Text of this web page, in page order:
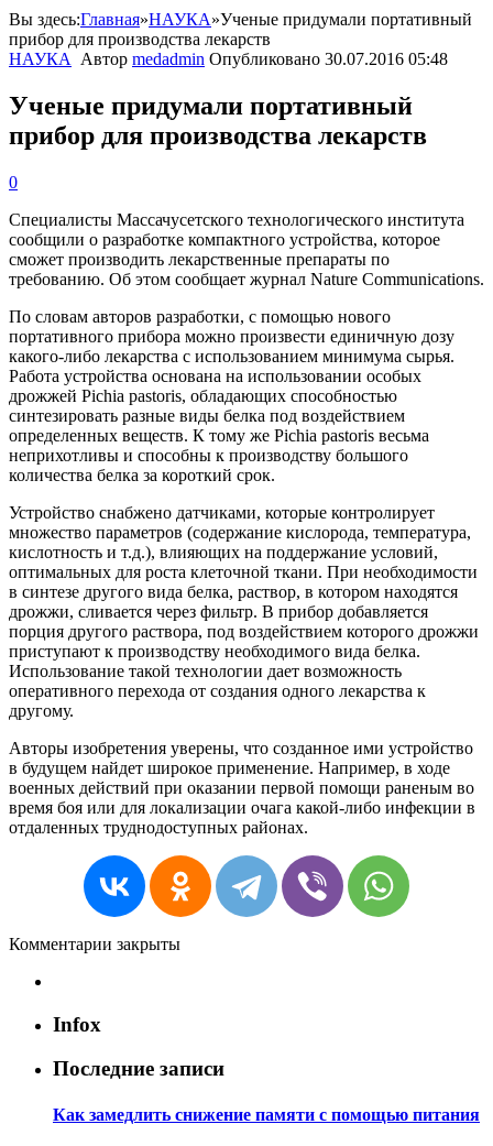
Вы здесь:Главная»НАУКА»Ученые придумали портативный
прибор для производства лекарств
НАУКА
Автор medadmin Опубликовано 30.07.2016 05:48
Ученые придумали портативный
прибор для производства лекарств
0
Специалисты Массачусетского технологического института
сообщили о разработке компактного устройства, которое
сможет производить лекарственные препараты по
требованию. Об этом сообщает журнал Nature Communications.
По словам авторов разработки, с помощью нового
портативного прибора можно произвести единичную дозу
какого-либо лекарства с использованием минимума сырья.
Работа устройства основана на использовании особых
дрожжей Pichia pastoris, обладающих способностью
синтезировать разные виды белка под воздействием
определенных веществ. К тому же Pichia pastoris весьма
неприхотливы и способны к производству большого
количества белка за короткий срок.
Устройство снабжено датчиками, которые контролирует
множество параметров (содержание кислорода, температура,
кислотность и т.д.), влияющих на поддержание условий,
оптимальных для роста клеточной ткани. При необходимости
в синтезе другого вида белка, раствор, в котором находятся
дрожжи, сливается через фильтр. В прибор добавляется
порция другого раствора, под воздействием которого дрожжи
приступают к производству необходимого вида белка.
Использование такой технологии дает возможность
оперативного перехода от создания одного лекарства к
другому.
Авторы изобретения уверены, что созданное ими устройство
в будущем найдет широкое применение. Например, в ходе
военных действий при оказании первой помощи раненым во
время боя или для локализации очага какой-либо инфекции в
отдаленных труднодоступных районах.
Комментарии закрыты
Infox
Последние записи
Как замедлить снижение памяти с помощью питания